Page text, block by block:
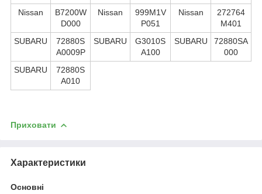
Nissan
B7200W
D000
Nissan
999M1V
P051
Nissan
272764
M401
SUBARU
72880S
A0009P
SUBARU
G3010S
A100
SUBARU
72880SA
000
SUBARU
72880S
A010
Приховати
Характеристики
Основні